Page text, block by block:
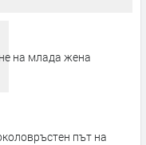
на млада жена
път на